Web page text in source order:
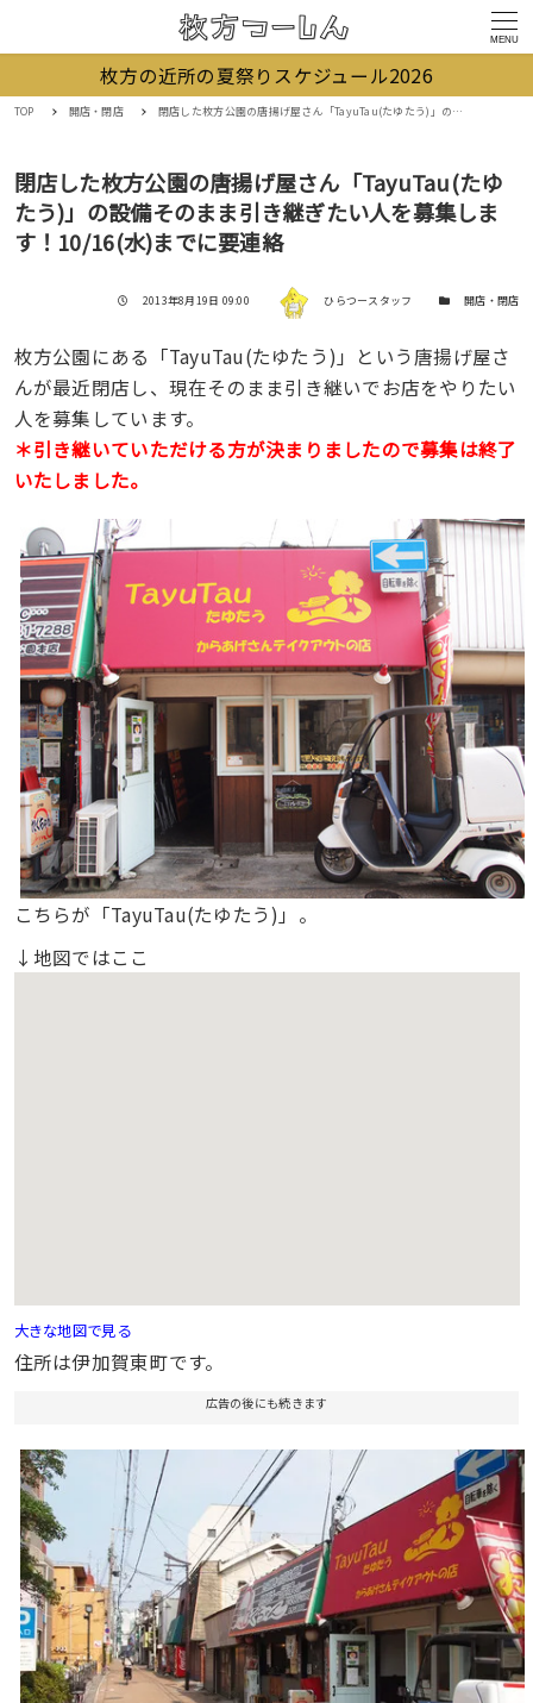
MENU
枚方の近所の夏祭りスケジュール2026
TOP 開店・閉店 閉店した枚方公園の唐揚げ屋さん「TayuTau(たゆたう)」の設備そのまま引き継ぎたい人を募集します！10/16(水)までに要連絡
閉店した枚方公園の唐揚げ屋さん「TayuTau(たゆ
たう)」の設備そのまま引き継ぎたい人を募集しま
す！10/16(水)までに要連絡
投稿日
2013年8月19日 09:00 著者 ひらつースタッフ カテゴリー開店・閉店
枚方公園にある「TayuTau(たゆたう)」という唐揚げ屋さ
んが最近閉店し、現在そのまま引き継いでお店をやりたい
人を募集しています。
＊引き継いていただける方が決まりましたので募集は終了
いたしました。
こちらが「TayuTau(たゆたう)」。
↓地図ではここ
大きな地図で見る
住所は伊加賀東町です。
広告の後にも続きます